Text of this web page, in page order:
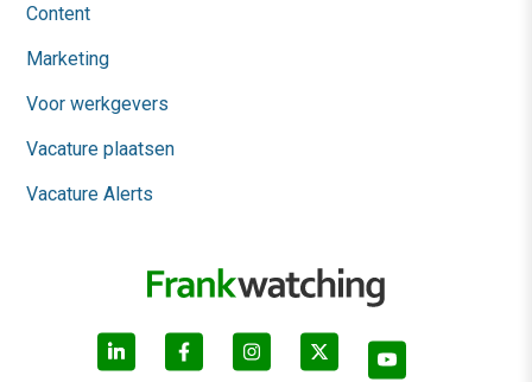
Content
Marketing
Voor werkgevers
Vacature plaatsen
Vacature Alerts